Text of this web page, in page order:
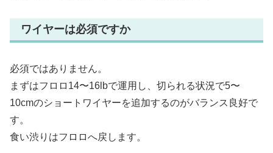
ワイヤーは必須ですか
必須ではありません。
まずはフロロ14〜16lbで運用し、切られる状況で5〜
10cmのショートワイヤーを追加するのがバランス良好で
す。
食い渋りはフロロへ戻します。